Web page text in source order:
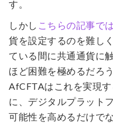
す。
しかし こちらの記事では
貨を設定するのを難し
ている間に共通通貨に
ほど困難を極めるだろ
AfCFTAはこれを実現
に、デジタルプラット
可能性を高めるだけで